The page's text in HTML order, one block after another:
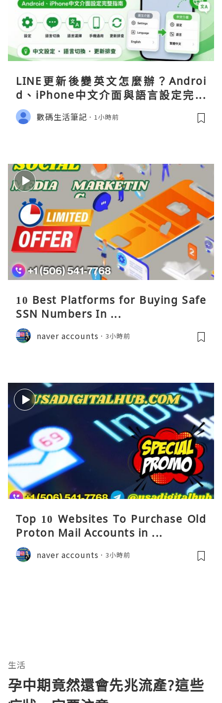
LINE更新後變英文怎麼辦？Androi
d、iPhone中文介面與語言設定完整
指南
數碼生活筆記 1小時前
10 Best Platforms for Buying Safe
SSN Numbers In ...
naver accounts 3小時前
Top 10 Websites To Purchase Old
Proton Mail Accounts in ...
naver accounts 3小時前
生活
孕中期竟然還會先兆流產?這些